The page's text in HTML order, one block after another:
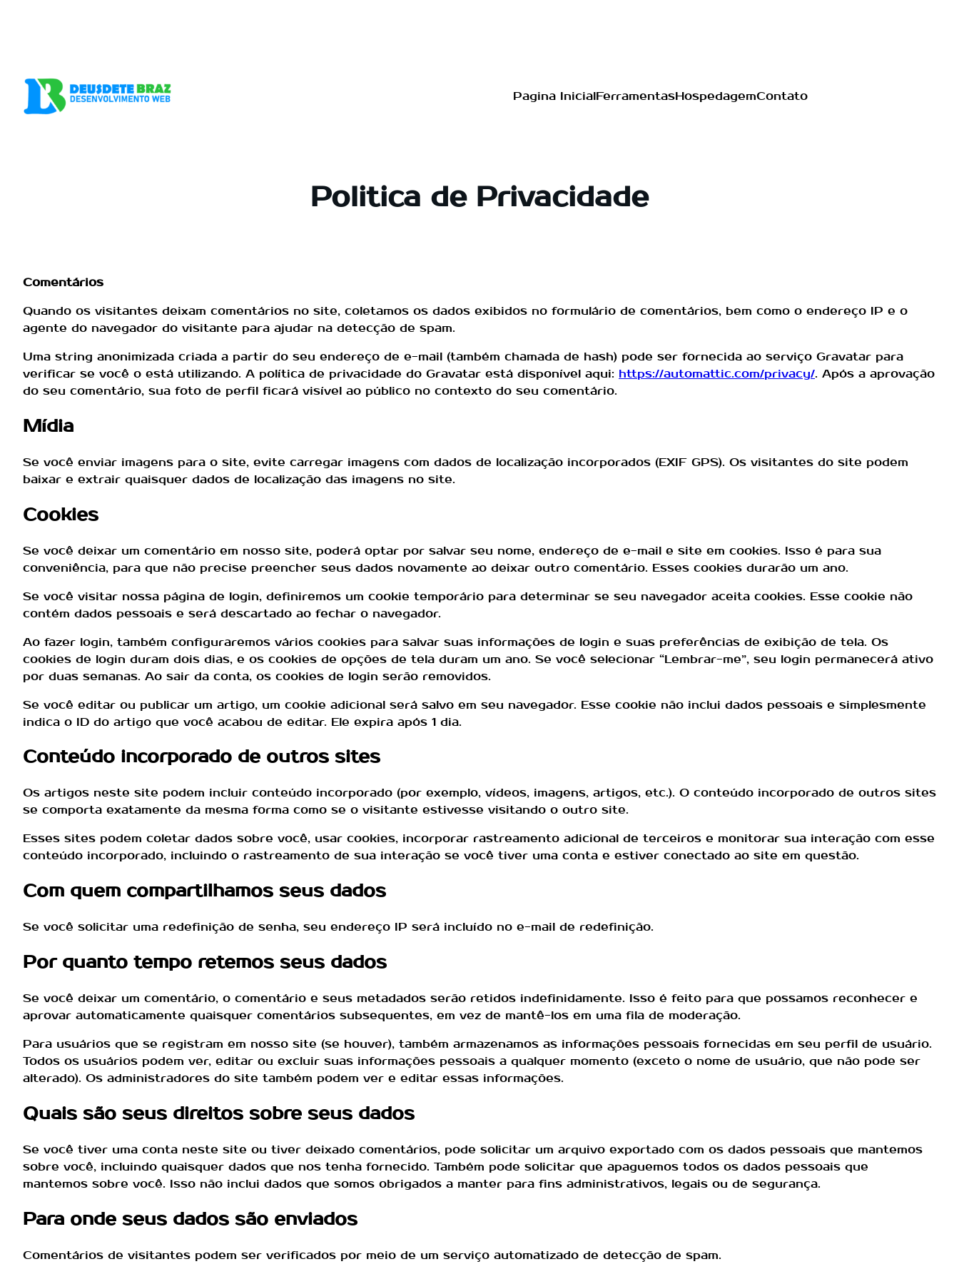
para
conteúdo
Pagina InicialFerramentasHospedagemContato
Politica de Privacidade
Comentários
Quando os visitantes deixam comentários no site, coletamos os dados exibidos no formulário de comentários, bem como o endereço IP e o
agente do navegador do visitante para ajudar na detecção de spam.
Uma string anonimizada criada a partir do seu endereço de e-mail (também chamada de hash) pode ser fornecida ao serviço Gravatar para
verificar se você o está utilizando. A política de privacidade do Gravatar está disponível aqui: https://automattic.com/privacy/. Após a aprovação
do seu comentário, sua foto de perfil ficará visível ao público no contexto do seu comentário.
Mídia
Se você enviar imagens para o site, evite carregar imagens com dados de localização incorporados (EXIF GPS). Os visitantes do site podem
baixar e extrair quaisquer dados de localização das imagens no site.
Cookies
Se você deixar um comentário em nosso site, poderá optar por salvar seu nome, endereço de e-mail e site em cookies. Isso é para sua
conveniência, para que não precise preencher seus dados novamente ao deixar outro comentário. Esses cookies durarão um ano.
Se você visitar nossa página de login, definiremos um cookie temporário para determinar se seu navegador aceita cookies. Esse cookie não
contém dados pessoais e será descartado ao fechar o navegador.
Ao fazer login, também configuraremos vários cookies para salvar suas informações de login e suas preferências de exibição de tela. Os
cookies de login duram dois dias, e os cookies de opções de tela duram um ano. Se você selecionar “Lembrar-me”, seu login permanecerá ativo
por duas semanas. Ao sair da conta, os cookies de login serão removidos.
Se você editar ou publicar um artigo, um cookie adicional será salvo em seu navegador. Esse cookie não inclui dados pessoais e simplesmente
indica o ID do artigo que você acabou de editar. Ele expira após 1 dia.
Conteúdo incorporado de outros sites
Os artigos neste site podem incluir conteúdo incorporado (por exemplo, vídeos, imagens, artigos, etc.). O conteúdo incorporado de outros sites
se comporta exatamente da mesma forma como se o visitante estivesse visitando o outro site.
Esses sites podem coletar dados sobre você, usar cookies, incorporar rastreamento adicional de terceiros e monitorar sua interação com esse
conteúdo incorporado, incluindo o rastreamento de sua interação se você tiver uma conta e estiver conectado ao site em questão.
Com quem compartilhamos seus dados
Se você solicitar uma redefinição de senha, seu endereço IP será incluído no e-mail de redefinição.
Por quanto tempo retemos seus dados
Se você deixar um comentário, o comentário e seus metadados serão retidos indefinidamente. Isso é feito para que possamos reconhecer e
aprovar automaticamente quaisquer comentários subsequentes, em vez de mantê-los em uma fila de moderação.
Para usuários que se registram em nosso site (se houver), também armazenamos as informações pessoais fornecidas em seu perfil de usuário.
Todos os usuários podem ver, editar ou excluir suas informações pessoais a qualquer momento (exceto o nome de usuário, que não pode ser
alterado). Os administradores do site também podem ver e editar essas informações.
Quais são seus direitos sobre seus dados
Se você tiver uma conta neste site ou tiver deixado comentários, pode solicitar um arquivo exportado com os dados pessoais que mantemos
sobre você, incluindo quaisquer dados que nos tenha fornecido. Também pode solicitar que apaguemos todos os dados pessoais que
mantemos sobre você. Isso não inclui dados que somos obrigados a manter para fins administrativos, legais ou de segurança.
Para onde seus dados são enviados
Comentários de visitantes podem ser verificados por meio de um serviço automatizado de detecção de spam.